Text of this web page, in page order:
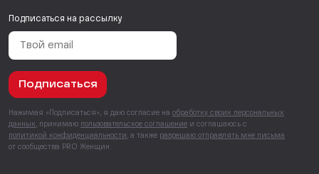
Подписаться на рассылку
Подписаться
Нажимая «Подписаться», я даю согласие на обработку своих персональных
данных , принимаю пользовательское соглашение и соглашаюсь с
политикой конфиденциальности , а также разрешаю отправлять мне письма
от сообщества PRO Женщин.